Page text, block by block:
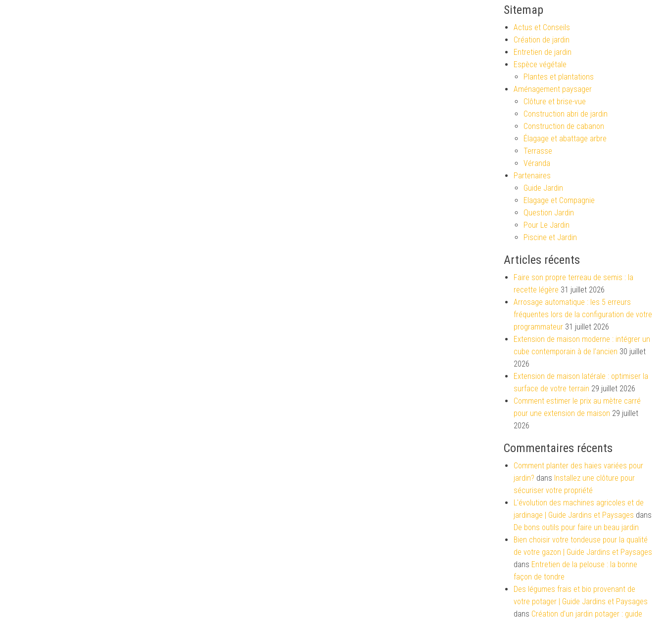
Sitemap
Actus et Conseils
Création de jardin
Entretien de jardin
Espèce végétale
Plantes et plantations
Aménagement paysager
Clôture et brise-vue
Construction abri de jardin
Construction de cabanon
Élagage et abattage arbre
Terrasse
Véranda
Partenaires
Guide Jardin
Elagage et Compagnie
Question Jardin
Pour Le Jardin
Piscine et Jardin
Articles récents
Faire son propre terreau de semis : la
recette légère 31 juillet 2026
Arrosage automatique : les 5 erreurs
fréquentes lors de la configuration de votre
programmateur 31 juillet 2026
Extension de maison moderne : intégrer un
cube contemporain à de l’ancien 30 juillet
2026
Extension de maison latérale : optimiser la
surface de votre terrain 29 juillet 2026
Comment estimer le prix au mètre carré
pour une extension de maison 29 juillet
2026
Commentaires récents
Comment planter des haies variées pour
jardin? dans Installez une clôture pour
sécuriser votre propriété
L'évolution des machines agricoles et de
jardinage | Guide Jardins et Paysages dans
De bons outils pour faire un beau jardin
Bien choisir votre tondeuse pour la qualité
de votre gazon | Guide Jardins et Paysages
dans Entretien de la pelouse : la bonne
façon de tondre
Des légumes frais et bio provenant de
votre potager | Guide Jardins et Paysages
dans Création d’un jardin potager : guide